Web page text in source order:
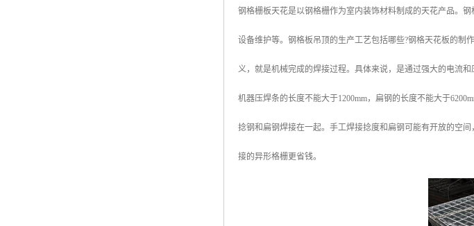
钢格栅板天花是以钢格栅作为室内装饰材料制成的天花产品。
设备维护等。钢格板吊顶的生产工艺包括哪些?钢格天花板的制
义，就是机械完成的焊接过程。具体来说，是通过强大的电流
机器压焊条的长度不能大于1200mm，扁钢的长度不能大于
捻钢和扁钢焊接在一起。手工焊接捻度和扁钢可能有开放的空
接的异形格栅更省钱。